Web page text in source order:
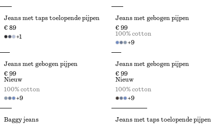
Jeans met taps toelopende pijpen
€ 89
+1
Jeans met gebogen pijpen
€ 99
+9
100% cotton
Jeans met gebogen pijpen
€ 99
+9
Nieuw
100% cotton
Jeans met gebogen pijpen
€ 99
+9
Nieuw
100% cotton
Baggy jeans
Jeans met taps toelopende pijpen